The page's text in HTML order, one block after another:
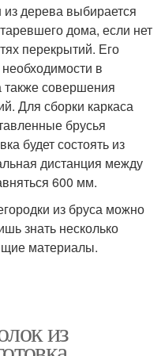
дерева выбирается
дома, если нет
перекрытий. Его
в
также совершения
Для сборки каркаса
брусья
будет состоять из
дистанция между
600 мм.
из бруса можно
знать несколько
материалы.
из